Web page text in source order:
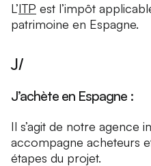
L’ITP est l’impôt
patrimoine en Espagne.
J/
J’achète en Espagne :
Il s’agit de notre agence
accompagne acheteurs
étapes du projet.